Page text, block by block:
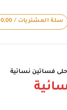
سلة المشتريات / 0,00
فساتين نسائية